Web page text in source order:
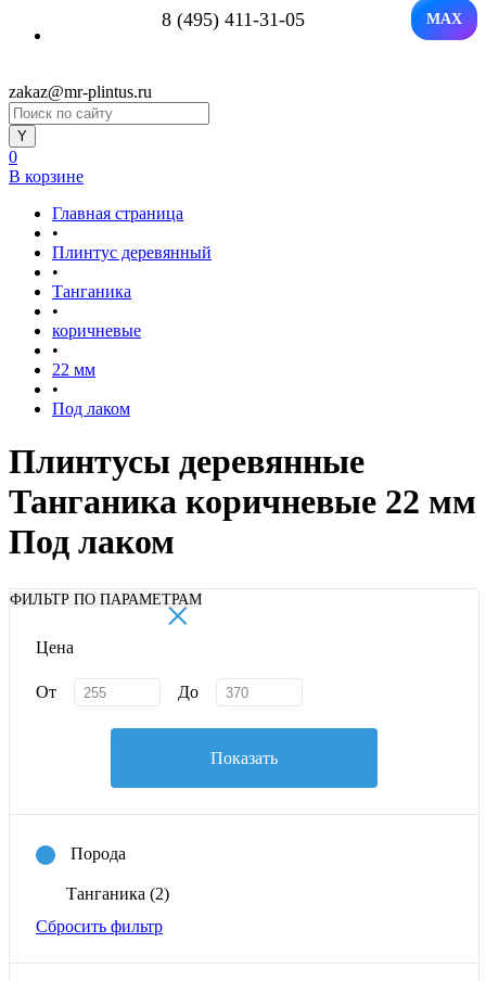
8 (495) 411-31-05 MAX
zakaz@mr-plintus.ru
0
В корзине
Главная страница
•
Плинтус деревянный
•
Танганика
•
коричневые
•
22 мм
•
Под лаком
Плинтусы деревянные
Танганика коричневые 22 мм
Под лаком
ФИЛЬТР ПО ПАРАМЕТРАМ
×
Цена
От До
Показать
Порода
Танганика (2)
Сбросить фильтр